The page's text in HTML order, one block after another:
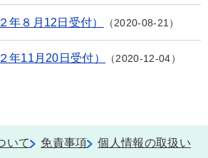
年８月12日受付） 2020-08-21
年11月20日受付） 2020-12-04
いて 免責事項 個人情報の取扱い